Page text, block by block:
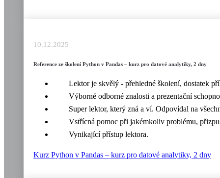
10.12.2025
Reference ze školení Python v Pandas – kurz pro datové analytiky, 2 dny
Lektor je skvělý - přehledné školení, dostatek
Výborné odborné znalosti a prezentační
Super lektor, který zná a ví. Odpovídal na
Vstřícná pomoc při jakémkoliv problému,
Vynikající přístup lektora.
Kurz Python v Pandas – kurz pro datové analytiky, 2 dny